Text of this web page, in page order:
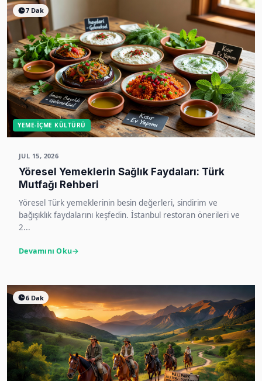
7 Dak
YEME-İÇME KÜLTÜRÜ
JUL 15, 2026
Yöresel Yemeklerin Sağlık Faydaları: Türk
Mutfağı Rehberi
Yöresel Türk yemeklerinin besin değerleri, sindirim ve
bağışıklık faydalarını keşfedin. İstanbul restoran önerileri ve
2...
Devamını Oku
6 Dak